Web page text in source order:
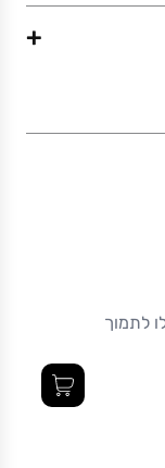
+
לתמוך